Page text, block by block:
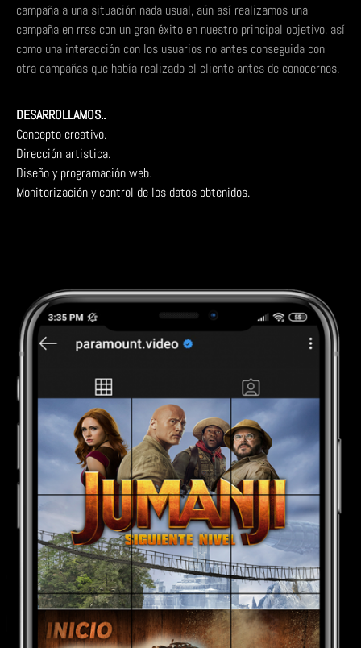
campaña a una situación nada usual, aún así realizamos una
campaña en rrss con un gran éxito en nuestro principal objetivo, así
como una interacción con los usuarios no antes conseguida con
otra campañas que había realizado el cliente antes de conocernos.
DESARROLLAMOS..
Concepto creativo.
Dirección artistica.
Diseño y programación web.
Monitorización y control de los datos obtenidos.